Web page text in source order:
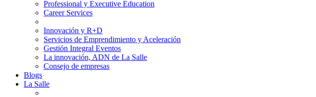
Professional y Executive Education
Career Services
Innovación y R+D
Servicios de Emprendimiento y Aceleración
Gestión Integral Eventos
La innovación, ADN de La Salle
Consejo de empresas
Blogs
La Salle